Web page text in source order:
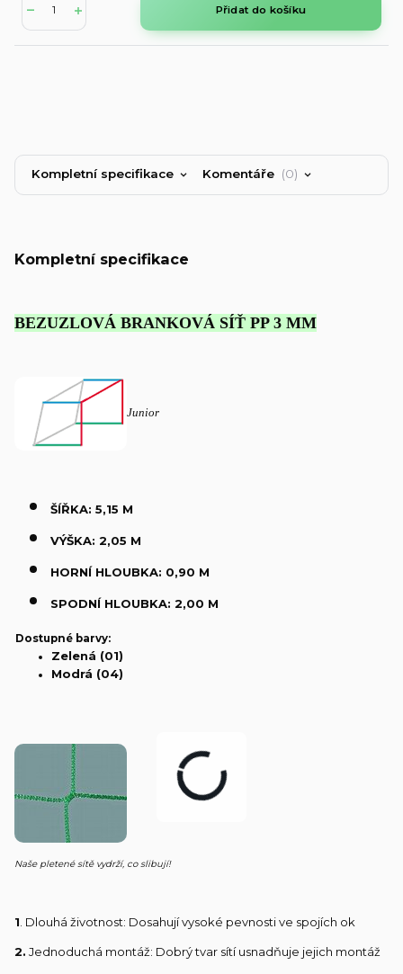
Přidat do košíku
Kompletní specifikace Komentáře 0
Kompletní specifikace
BEZUZLOVÁ BRANKOVÁ SÍŤ PP 3 MM
Junior
ŠÍŘKA: 5,15 M
VÝŠKA: 2,05 M
HORNÍ HLOUBKA: 0,90 M
SPODNÍ HLOUBKA: 2,00 M
Dostupné barvy:
Zelená (01)
Modrá (04)
Naše pletené sítě vydrží, co slibují!
1 . Dlouhá životnost: Dosahují vysoké pevnosti ve spojích ok
2. Jednoduchá montáž: Dobrý tvar sítí usnadňuje jejich montáž